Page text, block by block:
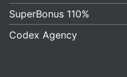
SuperBonus 110%
Codex Agency